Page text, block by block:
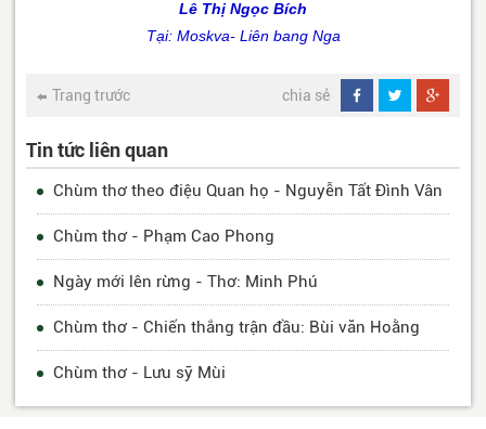
Lê Thị Ngọc Bích
Tại: Moskva- Liên bang Nga
Trang trước chia sẻ
Tin tức liên quan
Chùm thơ theo điệu Quan họ - Nguyễn Tất Đình Vân
Chùm thơ - Phạm Cao Phong
Ngày mới lên rừng - Thơ: Minh Phú
Chùm thơ - Chiến thắng trận đầu: Bùi văn Hoằng
Chùm thơ - Lưu sỹ Mùi